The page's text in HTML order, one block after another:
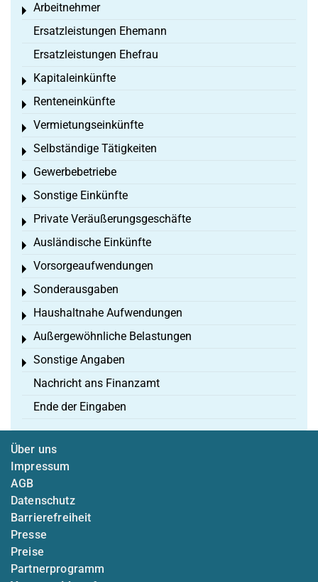
Arbeitnehmer
Toggle menu
Ersatzleistungen Ehemann
Ersatzleistungen Ehefrau
Kapitaleinkünfte
Toggle menu
Renteneinkünfte
Toggle menu
Vermietungseinkünfte
Toggle menu
Selbständige Tätigkeiten
Toggle menu
Gewerbebetriebe
Toggle menu
Sonstige Einkünfte
Toggle menu
Private Veräußerungsgeschäfte
Toggle menu
Ausländische Einkünfte
Toggle menu
Vorsorgeaufwendungen
Toggle menu
Sonderausgaben
Toggle menu
Haushaltnahe Aufwendungen
Toggle menu
Außergewöhnliche Belastungen
Toggle menu
Sonstige Angaben
Toggle menu
Nachricht ans Finanzamt
Ende der Eingaben
Über uns
Impressum
AGB
Datenschutz
Barrierefreiheit
Presse
Preise
Partnerprogramm